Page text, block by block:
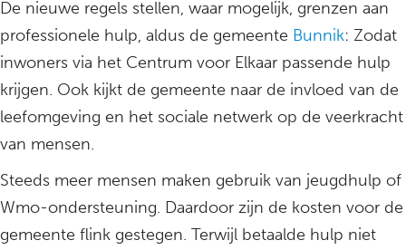
De nieuwe regels stellen, waar mogelijk, grenzen aan
professionele hulp, aldus de gemeente Bunnik: Zodat
inwoners via het Centrum voor Elkaar passende hulp
krijgen. Ook kijkt de gemeente naar de invloed van de
leefomgeving en het sociale netwerk op de veerkracht
van mensen.
Steeds meer mensen maken gebruik van jeugdhulp of
Wmo-ondersteuning. Daardoor zijn de kosten voor de
gemeente flink gestegen. Terwijl betaalde hulp niet